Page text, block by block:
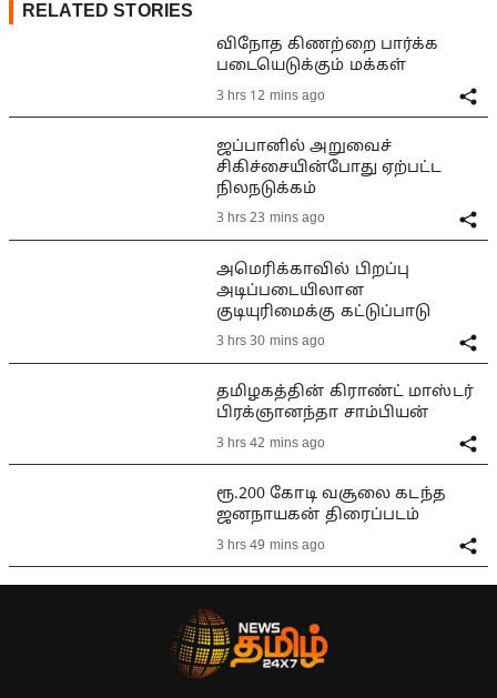
RELATED STORIES
விநோத கிணற்றை பார்க்க
படையெடுக்கும் மக்கள்
3 hrs 12 mins ago
ஜப்பானில் அறுவைச்
சிகிச்சையின்போது ஏற்பட்ட
நிலநடுக்கம்
3 hrs 23 mins ago
அமெரிக்காவில் பிறப்பு
அடிப்படையிலான
குடியுரிமைக்கு கட்டுப்பாடு
3 hrs 30 mins ago
தமிழகத்தின் கிராண்ட் மாஸ்டர்
பிரக்ஞானந்தா சாம்பியன்
3 hrs 42 mins ago
ரூ.200 கோடி வசூலை கடந்த
ஜனநாயகன் திரைப்படம்
3 hrs 49 mins ago